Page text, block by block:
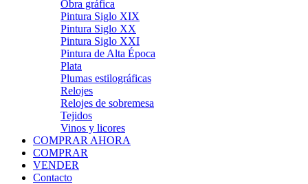
Obra gráfica
Pintura Siglo XIX
Pintura Siglo XX
Pintura Siglo XXI
Pintura de Alta Época
Plata
Plumas estilográficas
Relojes
Relojes de sobremesa
Tejidos
Vinos y licores
COMPRAR AHORA
COMPRAR
VENDER
Contacto